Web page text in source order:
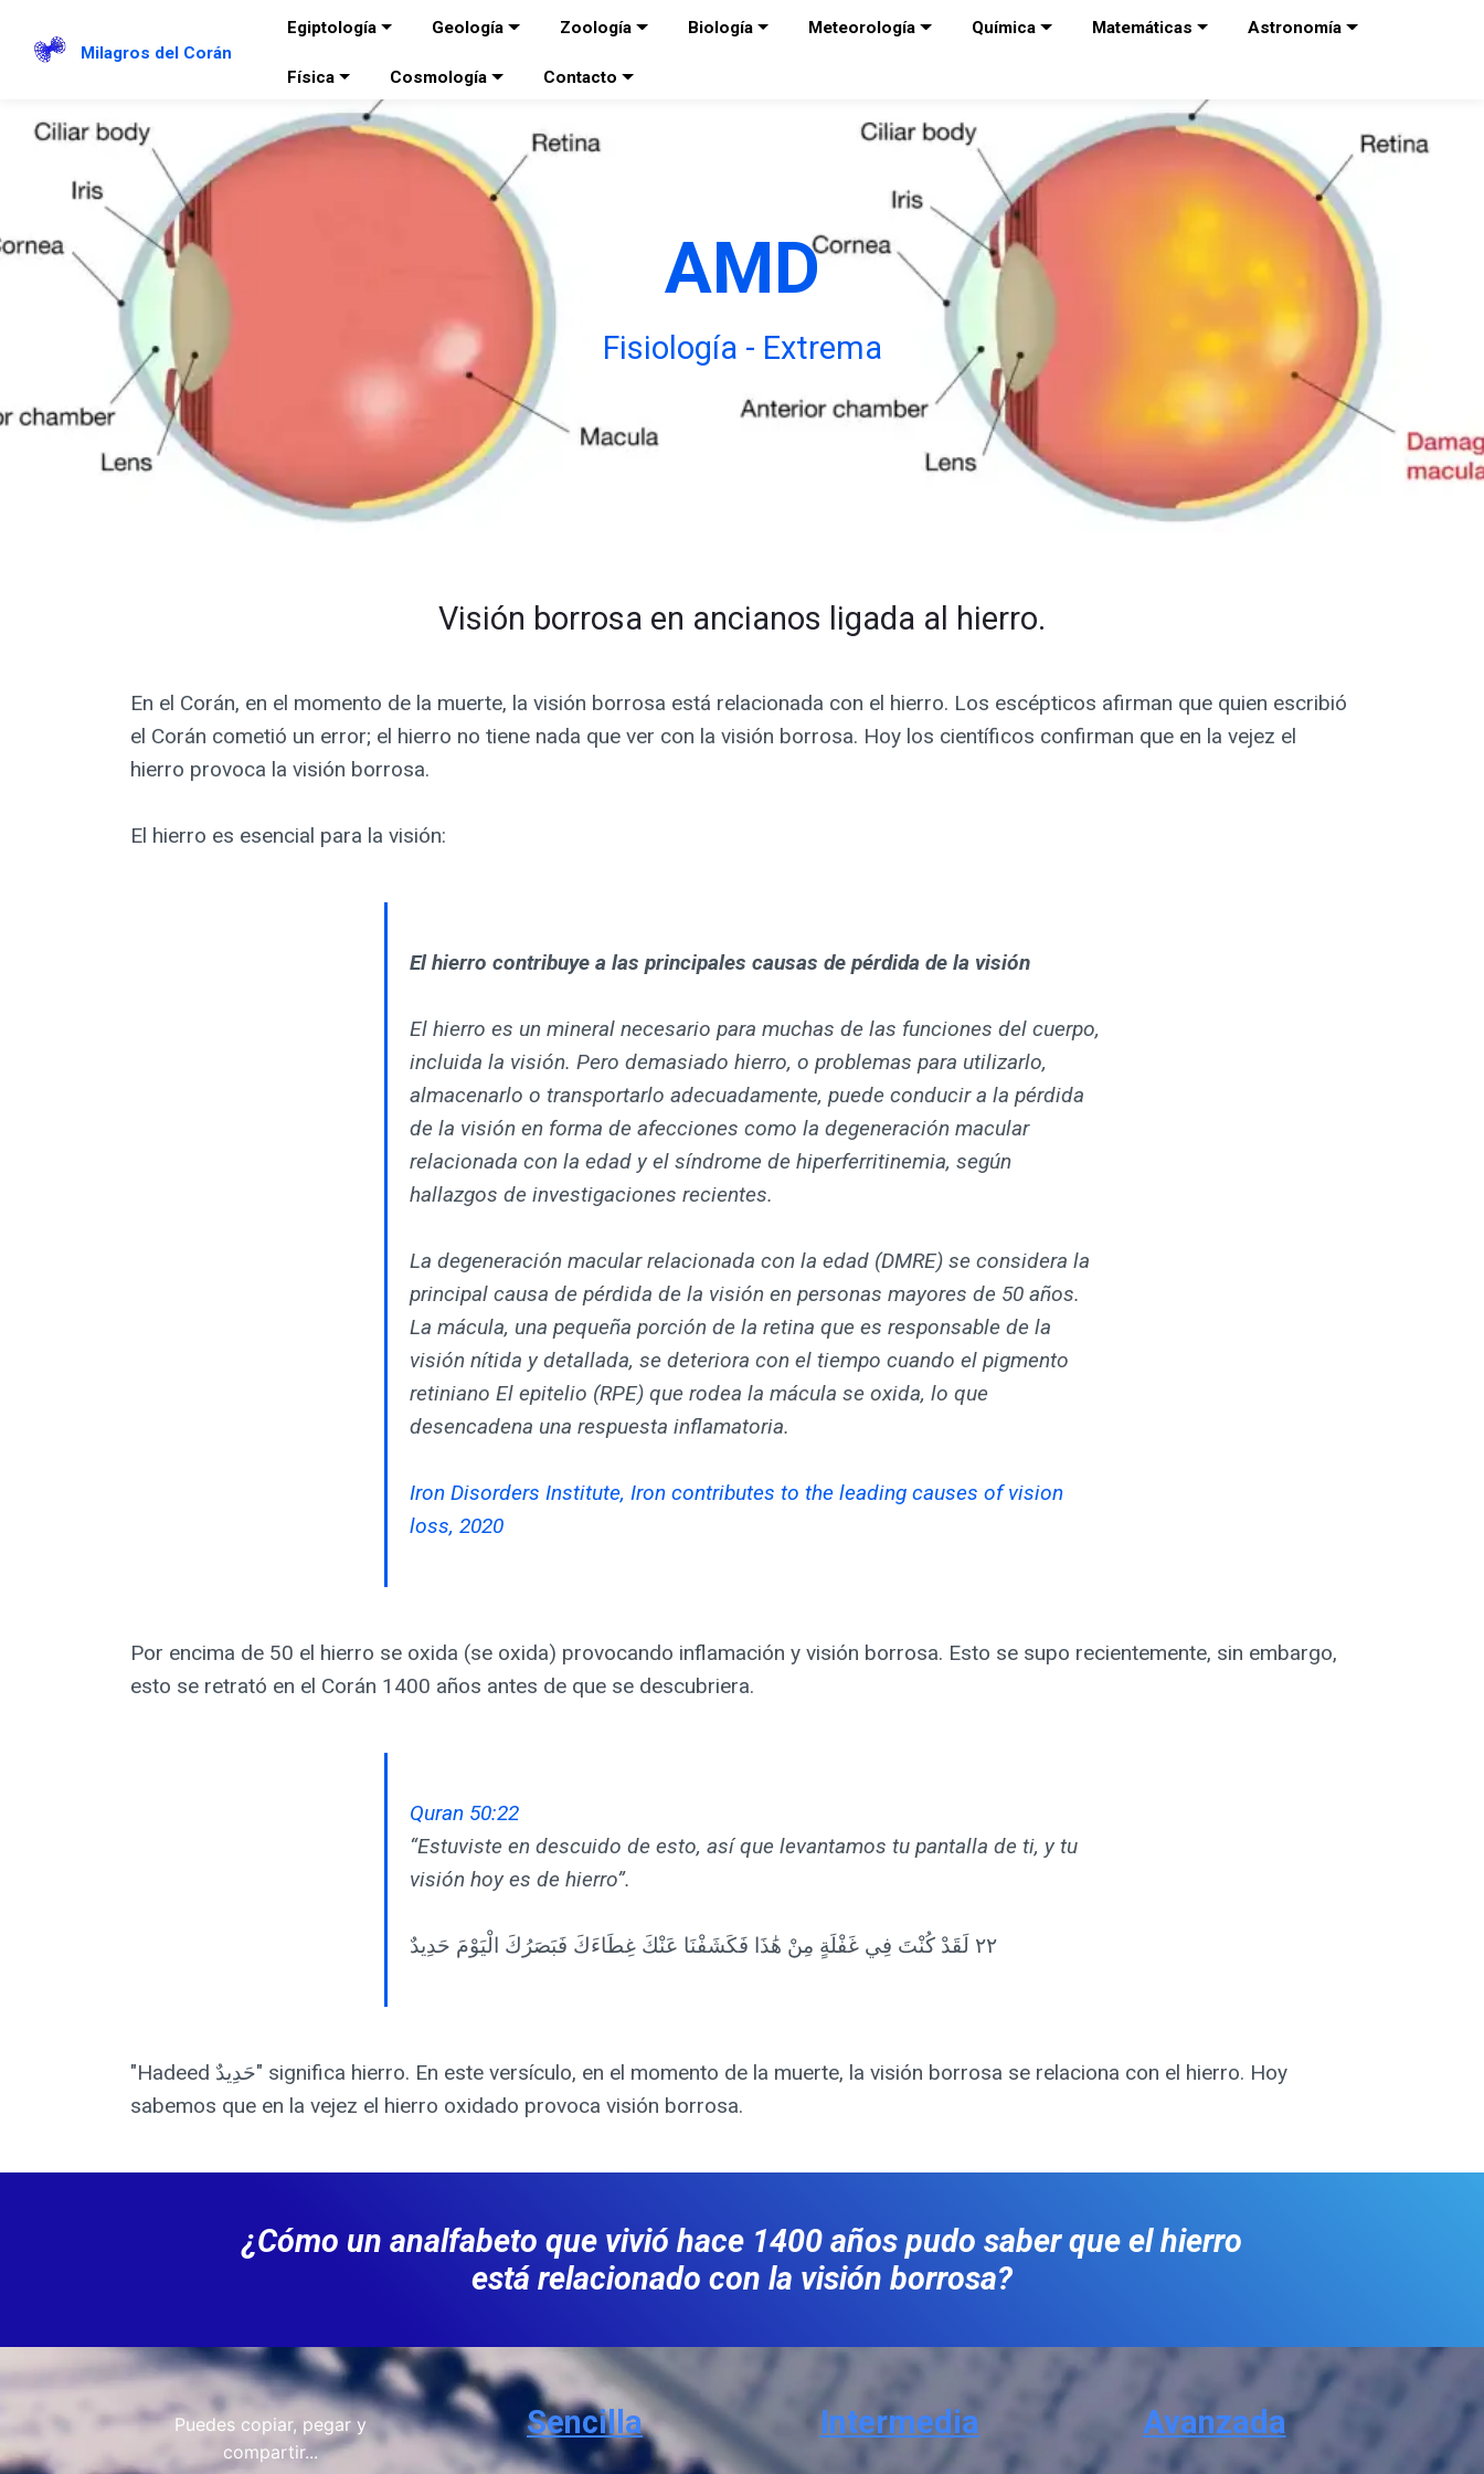
Milagros del Corán
Egiptología Geología Zoología Biología Meteorología Química Matemáticas Astronomía
Física Cosmología Contacto
AMD
Fisiología - Extrema
Visión borrosa en ancianos ligada al hierro.
En el Corán, en el momento de la muerte, la visión borrosa está relacionada con el hierro. Los escépticos afirman que quien escribió
el Corán cometió un error; el hierro no tiene nada que ver con la visión borrosa. Hoy los científicos confirman que en la vejez el
hierro provoca la visión borrosa.
El hierro es esencial para la visión:
El hierro contribuye a las principales causas de pérdida de la visión
El hierro es un mineral necesario para muchas de las funciones del cuerpo,
incluida la visión. Pero demasiado hierro, o problemas para utilizarlo,
almacenarlo o transportarlo adecuadamente, puede conducir a la pérdida
de la visión en forma de afecciones como la degeneración macular
relacionada con la edad y el síndrome de hiperferritinemia, según
hallazgos de investigaciones recientes.
La degeneración macular relacionada con la edad (DMRE) se considera la
principal causa de pérdida de la visión en personas mayores de 50 años.
La mácula, una pequeña porción de la retina que es responsable de la
visión nítida y detallada, se deteriora con el tiempo cuando el pigmento
retiniano El epitelio (RPE) que rodea la mácula se oxida, lo que
desencadena una respuesta inflamatoria.
Iron Disorders Institute, Iron contributes to the leading causes of vision
loss, 2020
Por encima de 50 el hierro se oxida (se oxida) provocando inflamación y visión borrosa. Esto se supo recientemente, sin embargo,
esto se retrató en el Corán 1400 años antes de que se descubriera.
Quran 50:22
“Estuviste en descuido de esto, así que levantamos tu pantalla de ti, y tu
visión hoy es de hierro”.
٢٢ لَقَدْ كُنْتَ فِي غَفْلَةٍ مِنْ هَٰذَا فَكَشَفْنَا عَنْكَ غِطَاءَكَ فَبَصَرُكَ الْيَوْمَ حَدِيدٌ
"Hadeed حَدِيدٌ" significa hierro. En este versículo, en el momento de la muerte, la visión borrosa se relaciona con el hierro. Hoy
sabemos que en la vejez el hierro oxidado provoca visión borrosa.
¿Cómo un analfabeto que vivió hace 1400 años pudo saber que el hierro
está relacionado con la visión borrosa?
Puedes copiar, pegar y
compartir...
Sencilla Intermedia Avanzada